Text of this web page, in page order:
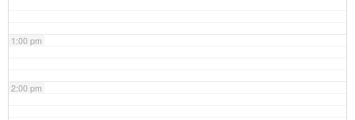
1:00 pm
2:00 pm